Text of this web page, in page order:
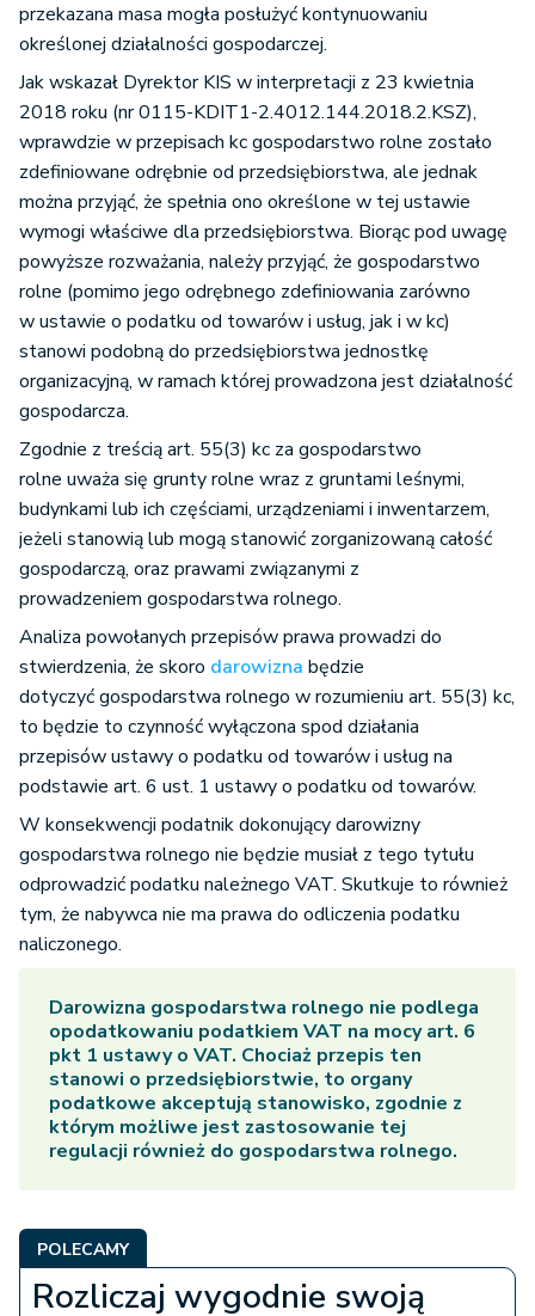
przekazana masa mogła posłużyć kontynuowaniu
określonej działalności gospodarczej.
Jak wskazał Dyrektor KIS w interpretacji z 23 kwietnia
2018 roku (nr 0115-KDIT1-2.4012.144.2018.2.KSZ),
wprawdzie w przepisach kc gospodarstwo rolne zostało
zdefiniowane odrębnie od przedsiębiorstwa, ale jednak
można przyjąć, że spełnia ono określone w tej ustawie
wymogi właściwe dla przedsiębiorstwa. Biorąc pod uwagę
powyższe rozważania, należy przyjąć, że gospodarstwo
rolne (pomimo jego odrębnego zdefiniowania zarówno
w ustawie o podatku od towarów i usług, jak i w kc)
stanowi podobną do przedsiębiorstwa jednostkę
organizacyjną, w ramach której prowadzona jest działalność
gospodarcza.
Zgodnie z treścią art. 55(3) kc za gospodarstwo
rolne uważa się grunty rolne wraz z gruntami leśnymi,
budynkami lub ich częściami, urządzeniami i inwentarzem,
jeżeli stanowią lub mogą stanowić zorganizowaną całość
gospodarczą, oraz prawami związanymi z
prowadzeniem gospodarstwa rolnego.
Analiza powołanych przepisów prawa prowadzi do
stwierdzenia, że skoro darowizna będzie
dotyczyć gospodarstwa rolnego w rozumieniu art. 55(3) kc,
to będzie to czynność wyłączona spod działania
przepisów ustawy o podatku od towarów i usług na
podstawie art. 6 ust. 1 ustawy o podatku od towarów.
W konsekwencji podatnik dokonujący darowizny
gospodarstwa rolnego nie będzie musiał z tego tytułu
odprowadzić podatku należnego VAT. Skutkuje to również
tym, że nabywca nie ma prawa do odliczenia podatku
naliczonego.
Darowizna gospodarstwa rolnego nie podlega
opodatkowaniu podatkiem VAT na mocy art. 6
pkt 1 ustawy o VAT. Chociaż przepis ten
stanowi o przedsiębiorstwie, to organy
podatkowe akceptują stanowisko, zgodnie z
którym możliwe jest zastosowanie tej
regulacji również do gospodarstwa rolnego.
POLECAMY
Rozliczaj wygodnie swoją